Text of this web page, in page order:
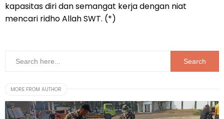
kapasitas diri dan semangat kerja dengan niat
mencari ridho Allah SWT. (*)
MORE FROM AUTHOR